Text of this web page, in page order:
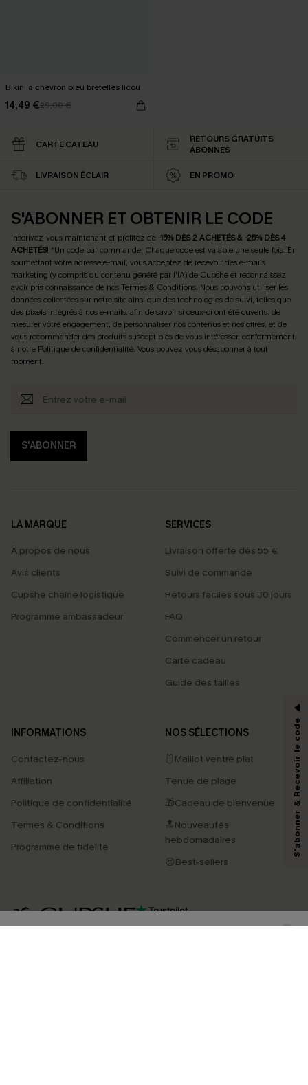
Bikini à chevron bleu bretelles licou
14,49 €29,00 €
CARTE CATEAU
RETOURS GRATUITS
ABONNÉS
LIVRAISON ÉCLAIR EN PROMO
S'ABONNER ET OBTENIR LE CODE
Inscrivez-vous maintenant et profitez de -15% DÈS 2 ACHETÉS & -25% DÈS 4
ACHETÉS! *Un code par commande. Chaque code est valable une seule fois. En
soumettant votre adresse e-mail, vous acceptez de recevoir des e-mails
marketing (y compris du contenu généré par l'IA) de Cupshe et reconnaissez
avoir pris connaissance de nosTermes & Conditions. Nous pouvons utiliser les
données collectées sur notre site ainsi que des technologies de suivi, telles que
des pixels intégrés à nos e-mails, afin de savoir si ceux-ci ont été ouverts, de
mesurer votre engagement, de personnaliser nos contenus et nos offres, et de
vous recommander des produits susceptibles de vous intéresser, conformément
à notre Politique de confidentialité. Vous pouvez vous désabonner à tout
moment.
S'ABONNER
LA MARQUE
À propos de nous
Avis clients
Cupshe chaîne logistique
Programme ambassadeur
SERVICES
Livraison offerte dès 55 €
Suivi de commande
Retours faciles sous 30 jours
FAQ
Commencer un retour
Carte cadeau
Guide des tailles
INFORMATIONS
Contactez-nous
Affiliation
Politique de confidentialité
Termes & Conditions
Programme de fidélité
NOS SÉLECTIONS
🩱Maillot ventre plat
Tenue de plage
🎁Cadeau de bienvenue
🔝Nouveautés
hebdomadaires
😍Best-sellers
4.3
PROFITEZ DE -15%
marketing (y compris du contenu généré par l'IA) de Cupshe et
pouvons utiliser les données collectées sur notre site ainsi que des
savoir si ceux-ci ont été ouverts, de mesurer votre engagement, de
personnaliser nos contenus et nos offres, et de vous recommander des
produits susceptibles de vous intéresser, conformément à notre
Politique de
. Vous pouvez vous désabonner à tout moment.
S'abonner & Recevoir le code